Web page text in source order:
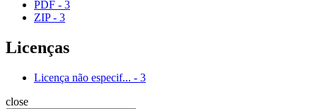
PDF - 3
ZIP - 3
Licenças
Licença não especif... - 3
close